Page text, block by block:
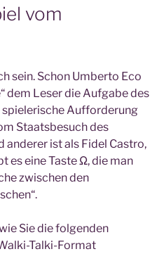
vom
sein. Schon Umberto Eco
dem Leser die Aufgabe des
spielerische Aufforderung
Staatsbesuch des
anderer ist als Fidel Castro,
es eine Taste Ω, die man
zwischen den
Sie die folgenden
Talki-Format